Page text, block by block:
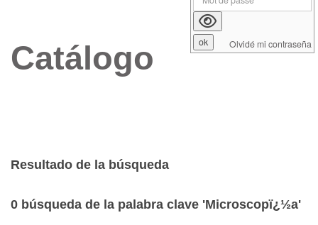
Catálogo
Resultado de la búsqueda
0 búsqueda de la palabra clave 'Microscopï¿½a'
Olvidé mi contraseña